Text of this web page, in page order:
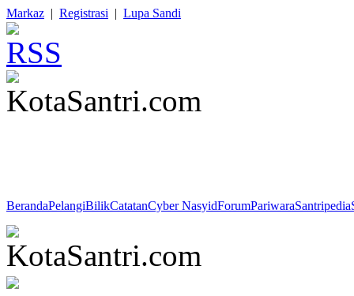
Markaz | Registrasi | Lupa Sandi
BerandaPelangiBilikCatatanCyber NasyidForumPariwaraSantripedia